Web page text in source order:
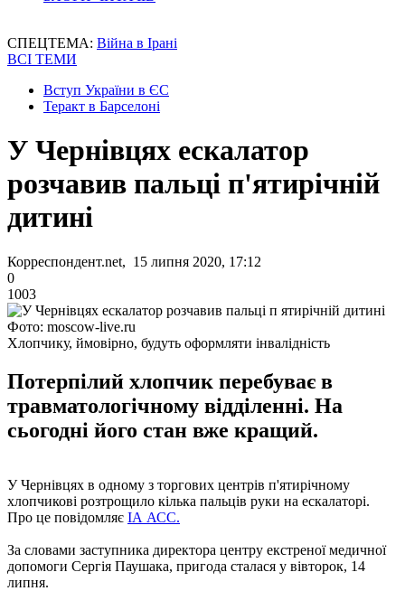
СПЕЦТЕМА: Війна в Ірані
ВСІ ТЕМИ
Вступ України в ЄС
Теракт в Барселоні
У Чернівцях ескалатор
розчавив пальці п'ятирічній
дитині
Корреспондент.net, 15 липня 2020, 17:12
0
1003
Фото: moscow-live.ru
Хлопчику, ймовірно, будуть оформляти інвалідність
Потерпілий хлопчик перебуває в
травматологічному відділенні. На
сьогодні його стан вже кращий.
У Чернівцях в одному з торгових центрів п'ятирічному
хлопчикові розтрощило кілька пальців руки на ескалаторі.
Про це повідомляє ІА АСС.
За словами заступника директора центру екстреної медичної
допомоги Сергія Паушака, пригода сталася у вівторок, 14
липня.